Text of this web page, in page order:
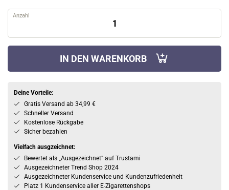
Anzahl
IN DEN WARENKORB
Deine Vorteile:
Gratis Versand ab 34,99 €
Schneller Versand
Kostenlose Rückgabe
Sicher bezahlen
Vielfach ausgzeichnet:
Bewertet als „Ausgezeichnet” auf Trustami
Ausgezeichneter Trend Shop 2024
Ausgezeichneter Kundenservice und Kundenzufriedenheit
Platz 1 Kundenservice aller E-Zigarettenshops